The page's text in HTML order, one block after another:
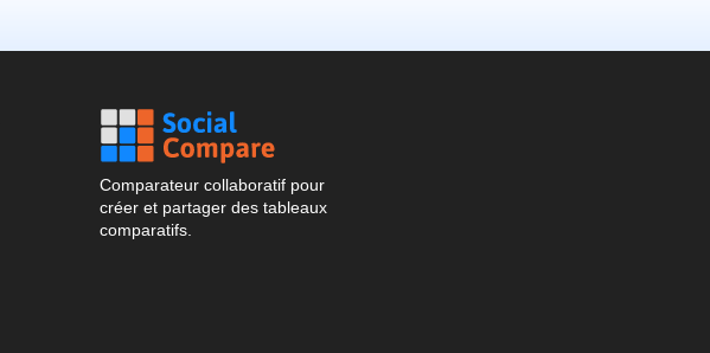
Comparateur collaboratif pour
créer et partager des tableaux
comparatifs.